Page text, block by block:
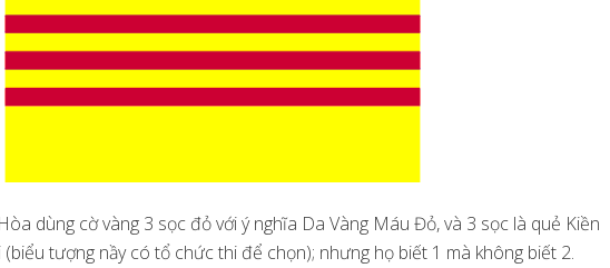
dùng cờ vàng 3 sọc đỏ với ý nghĩa Da Vàng Máu Đỏ, và 3 sọc là quẻ Kiền
tượng nầy có tổ chức thi để chọn); nhưng họ biết 1 mà không biết 2.